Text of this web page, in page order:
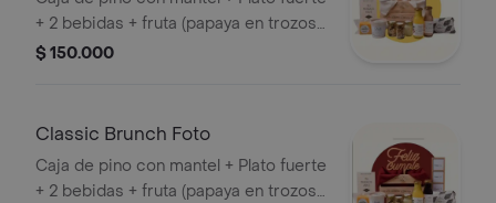
+ 2 bebidas + fruta (papaya en trozos)
+ maní + granola + kumis + torta de
$ 150.000
Classic Brunch Foto
Caja de pino con mantel + Plato fuerte
+ 2 bebidas + fruta (papaya en trozos)